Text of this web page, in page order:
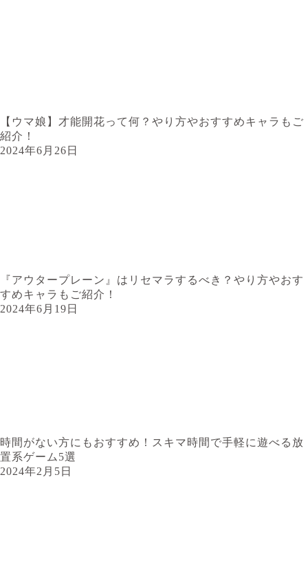
【ウマ娘】才能開花って何？やり方やおすすめキャラもご
紹介！
2024年6月26日
『アウタープレーン』はリセマラするべき？やり方やおす
すめキャラもご紹介！
2024年6月19日
時間がない方にもおすすめ！スキマ時間で手軽に遊べる放
置系ゲーム5選
2024年2月5日